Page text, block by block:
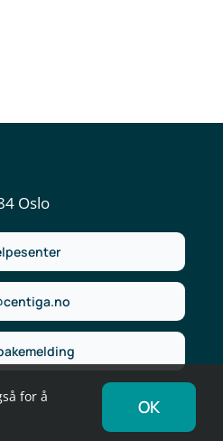
Oslo
for å
OK